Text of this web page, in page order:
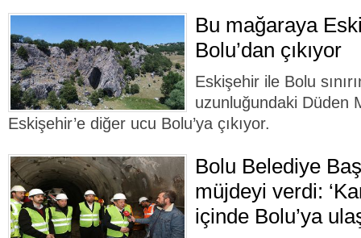
Bu mağaraya
Bolu’dan çıkıyor
Eskişehir ile Bolu
uzunluğundaki Düden
Eskişehir’e diğer ucu Bolu’ya çıkıyor.
Bolu Belediye
müjdeyi verdi:
içinde Bolu’ya